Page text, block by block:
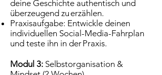
deine Geschichte authentisch und
überzeugend zu erzählen.
Praxisaufgabe: Entwickle deinen
individuellen Social-Media-Fahrplan
und teste ihn in der Praxis.
Modul 3: Selbstorganisation &